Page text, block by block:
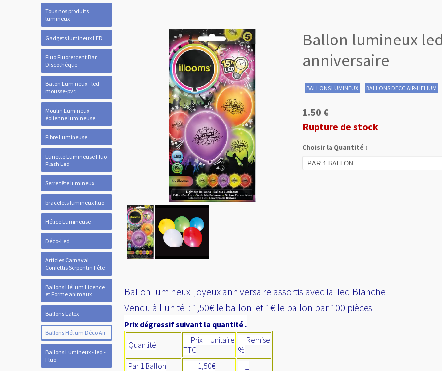
Tous nos produits
lumineux
Gadgets lumineux LED
Fluo Fluorescent Bar
Discothèque
Bâton Lumineux - led -
mousse-pvc
Moulin Lumineux -
éolienne lumineuse
Fibre Lumineuse
Lunette Lumineuse Fluo
Flash Led
Serre tête lumineux
bracelets lumineux fluo
Hélice Lumineuse
Déco-Led
Articles Carnaval
Confettis Serpentin Fête
Ballons Hélium Licence
et Forme animaux
Ballons Latex
Ballons Hélium Déco Air
Ballons Lumineux - led -
Fluo
Ballon lumineux
anniversaire
BALLONS LUMINEUX BALLONS DECO AIR-HELIUM
1.50 €
Rupture de stock
Choisir la Quantité :
Ballon lumineux joyeux anniversaire assortis avec la led Blanche
Vendu à l'unité : 1,50€ le ballon et 1€ le ballon par 100 pièces
Prix dégressif suivant la quantité .
Quantité
Prix Unitaire
TTC
Remise
%
Par 1 Ballon
1,50€